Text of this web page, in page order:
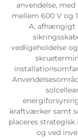
anvendelse,
mellem 600 V og
A, afhængigt
vedligeholdelse
kraftværker samt
placeres
og ved